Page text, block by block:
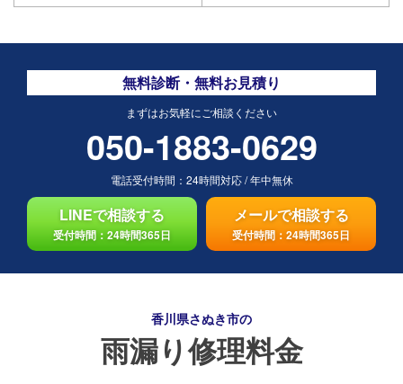
無料診断・無料お見積り
まずはお気軽にご相談ください
050-1883-0629
電話受付時間： 24時間対応/年中無休
LINEで相談する
受付時間：24時間365日
メールで相談する
受付時間：24時間365日
香川県さぬき市の
雨漏り修理料金